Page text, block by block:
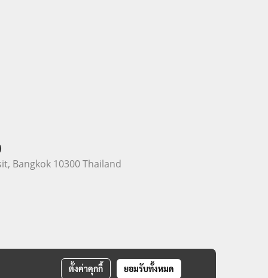
Bangkok 10300 Thailand
ตั้งค่าคุกกี้ ยอมรับทั้งหมด